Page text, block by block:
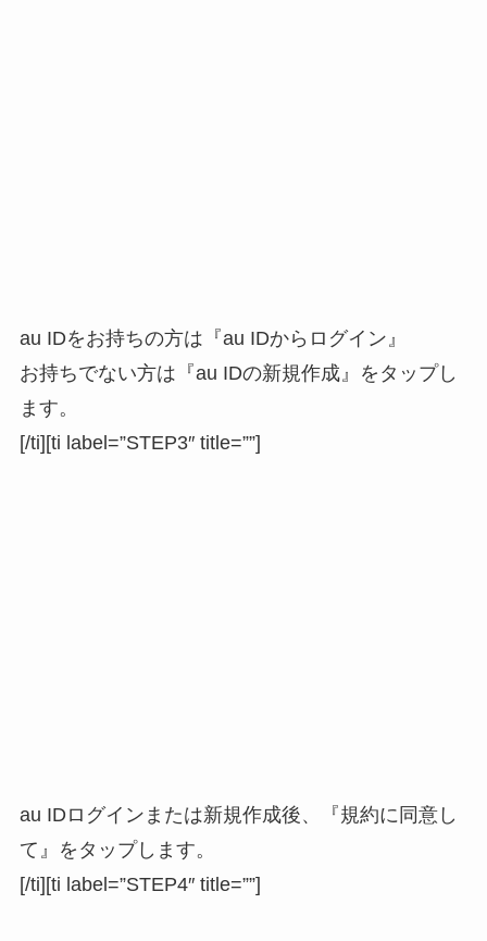
au IDをお持ちの方は『au IDからログイン』
お持ちでない方は『au IDの新規作成』をタップし
ます。
[/ti][ti label=”STEP3″ title=””]
au IDログインまたは新規作成後、『規約に同意し
て』をタップします。
[/ti][ti label=”STEP4″ title=””]